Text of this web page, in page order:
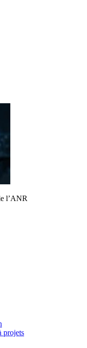
l’ANR
projets